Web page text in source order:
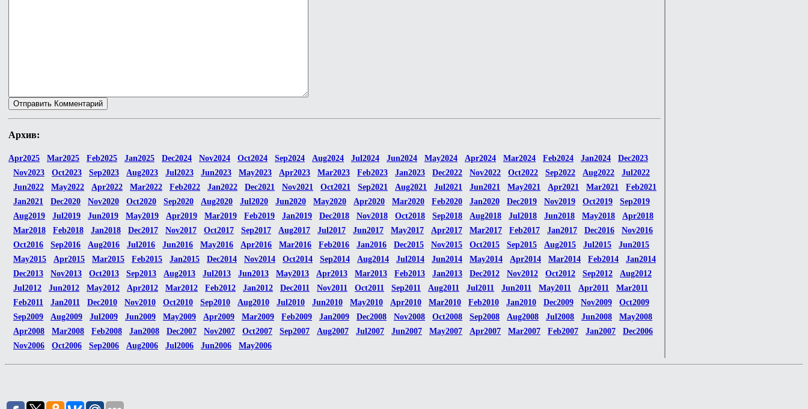
Архив:
Apr2025 Mar2025 Feb2025 Jan2025 Dec2024 Nov2024 Oct2024 Sep2024 Aug2024 Jul2024 Jun2024 May2024 Apr2024 Mar2024 Feb2024 Jan2024
Dec2023
Nov2023
Oct2023 Sep2023 Aug2023 Jul2023 Jun2023 May2023 Apr2023 Mar2023 Feb2023 Jan2023 Dec2022 Nov2022 Oct2022 Sep2022 Aug2022
Jul2022
Jun2022
May2022 Apr2022 Mar2022 Feb2022 Jan2022 Dec2021 Nov2021 Oct2021 Sep2021 Aug2021 Jul2021 Jun2021 May2021 Apr2021 Mar2021
Feb2021
Jan2021
Dec2020 Nov2020 Oct2020 Sep2020 Aug2020 Jul2020 Jun2020 May2020 Apr2020 Mar2020 Feb2020 Jan2020 Dec2019 Nov2019 Oct2019
Sep2019
Aug2019
Jul2019 Jun2019 May2019 Apr2019 Mar2019 Feb2019 Jan2019 Dec2018 Nov2018 Oct2018 Sep2018 Aug2018 Jul2018 Jun2018 May2018
Apr2018
Mar2018
Feb2018 Jan2018 Dec2017 Nov2017 Oct2017 Sep2017 Aug2017 Jul2017 Jun2017 May2017 Apr2017 Mar2017 Feb2017 Jan2017 Dec2016
Nov2016
Oct2016
Sep2016 Aug2016 Jul2016 Jun2016 May2016 Apr2016 Mar2016 Feb2016 Jan2016 Dec2015 Nov2015 Oct2015 Sep2015 Aug2015 Jul2015
Jun2015
May2015
Apr2015 Mar2015 Feb2015 Jan2015 Dec2014 Nov2014 Oct2014 Sep2014 Aug2014 Jul2014 Jun2014 May2014 Apr2014 Mar2014 Feb2014
Jan2014
Dec2013
Nov2013 Oct2013 Sep2013 Aug2013 Jul2013 Jun2013 May2013 Apr2013 Mar2013 Feb2013 Jan2013 Dec2012 Nov2012 Oct2012 Sep2012
Aug2012
Jul2012
Jun2012 May2012 Apr2012 Mar2012 Feb2012 Jan2012 Dec2011 Nov2011 Oct2011 Sep2011 Aug2011 Jul2011 Jun2011 May2011 Apr2011
Mar2011
Feb2011
Jan2011 Dec2010 Nov2010 Oct2010 Sep2010 Aug2010 Jul2010 Jun2010 May2010 Apr2010 Mar2010 Feb2010 Jan2010 Dec2009 Nov2009
Oct2009
Sep2009
Aug2009 Jul2009 Jun2009 May2009 Apr2009 Mar2009 Feb2009 Jan2009 Dec2008 Nov2008 Oct2008 Sep2008 Aug2008 Jul2008 Jun2008
May2008
Apr2008
Mar2008 Feb2008 Jan2008 Dec2007 Nov2007 Oct2007 Sep2007 Aug2007 Jul2007 Jun2007 May2007 Apr2007 Mar2007 Feb2007 Jan2007
Dec2006
Nov2006
Oct2006 Sep2006 Aug2006 Jul2006 Jun2006 May2006